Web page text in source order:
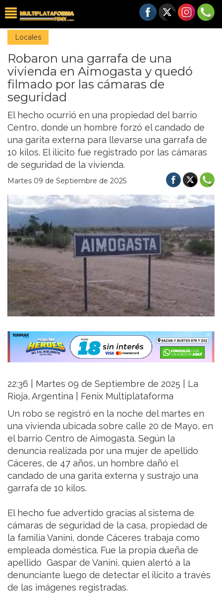
Locales
Robaron una garrafa de una
vivienda en Aimogasta y quedó
filmado por las cámaras de
seguridad
El hecho ocurrió en una propiedad del barrio
Centro, donde un hombre forzó el candado de
una garita externa para llevarse una garrafa de
10 kilos. El ilícito fue registrado por las cámaras
de seguridad de la vivienda.
Martes 09 de Septiembre de 2025
22:36 | Martes 09 de Septiembre de 2025 | La
Rioja, Argentina | Fenix Multiplataforma
Un robo se registró en la noche del martes en
una vivienda ubicada sobre calle 20 de Mayo, en
el barrio Centro de Aimogasta. Según la
denuncia realizada por una mujer de apellido
Cáceres, de 47 años, un hombre dañó el
candado de una garita externa y sustrajo una
garrafa de 10 kilos.
El hecho fue advertido gracias al sistema de
cámaras de seguridad de la casa, propiedad de
la familia Vanini, donde Cáceres trabaja como
empleada doméstica. Fue la propia dueña de
apellido Gaspar de Vanini, quien alertó a la
denunciante luego de detectar el ilícito a través
de las imágenes registradas.